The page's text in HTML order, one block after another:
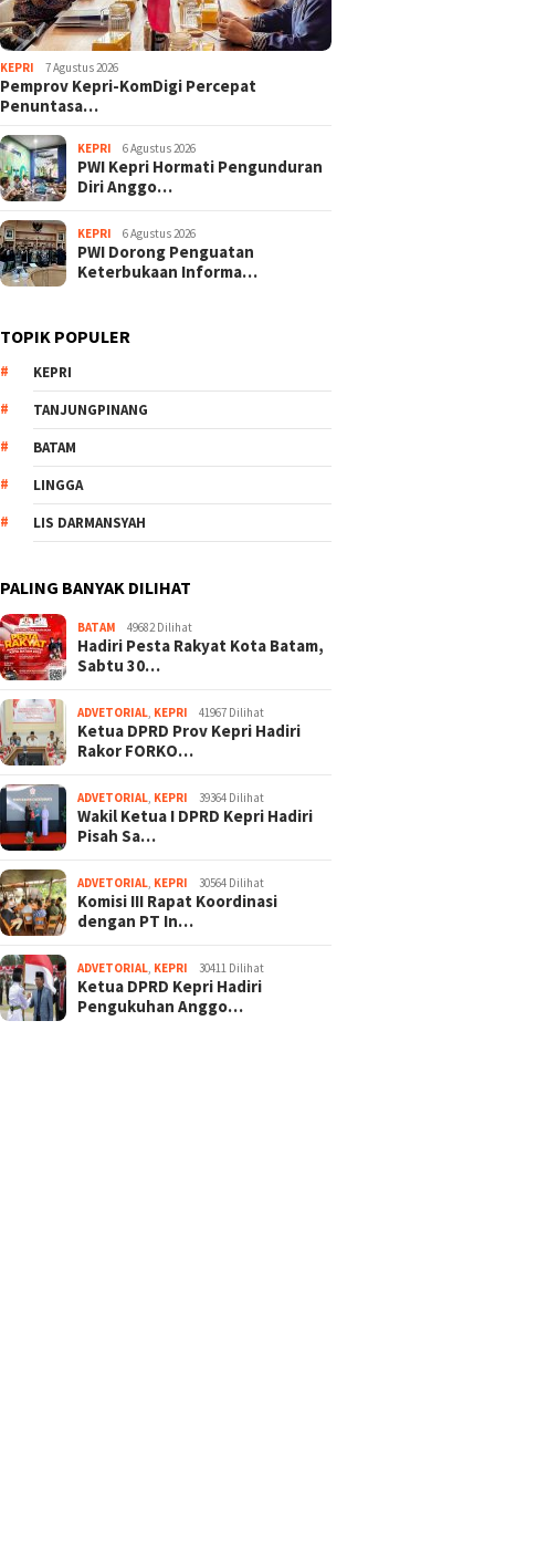
KEPRI 7 Agustus 2026
Pemprov Kepri-KomDigi Percepat
Penuntasa…
KEPRI 6 Agustus 2026
PWI Kepri Hormati Pengunduran
Diri Anggo…
KEPRI 6 Agustus 2026
PWI Dorong Penguatan
Keterbukaan Informa…
TOPIK POPULER
KEPRI
TANJUNGPINANG
BATAM
LINGGA
LIS DARMANSYAH
PALING BANYAK DILIHAT
BATAM 49682 Dilihat
Hadiri Pesta Rakyat Kota Batam,
Sabtu 30…
ADVETORIAL KEPRI 41967 Dilihat
Ketua DPRD Prov Kepri Hadiri
Rakor FORKO…
ADVETORIAL KEPRI 39364 Dilihat
Wakil Ketua I DPRD Kepri Hadiri
Pisah Sa…
ADVETORIAL KEPRI 30564 Dilihat
Komisi III Rapat Koordinasi
dengan PT In…
ADVETORIAL KEPRI 30411 Dilihat
Ketua DPRD Kepri Hadiri
Pengukuhan Anggo…